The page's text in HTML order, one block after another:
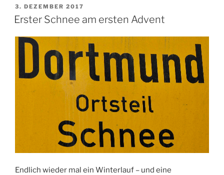
VERÖFFENTLICHT
AM
3. DEZEMBER 2017
Erster Schnee am ersten Advent
Endlich wieder mal ein Winterlauf – und eine